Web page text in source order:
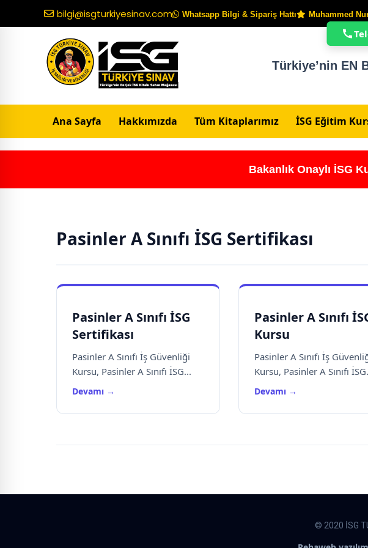
bilgi@isgturkiyesinav.com Whatsapp Bilgi & Sipariş Hattı Muhammed
Türkiye’nin EN
Ana Sayfa Hakkımızda Tüm Kitaplarımız İSG Eğitim
Bakanlık Onaylı İSG
Pasinler A Sınıfı İSG Sertifikası
Pasinler A Sınıfı İSG
Sertifikası
Pasinler A Sınıfı İş Güvenliği
Kursu, Pasinler A Sınıfı İSG...
Devamı →
Pasinler A Sınıfı
Kursu
Pasinler A Sınıfı İş
Kursu, Pasinler A Sınıfı
Devamı →
© 2020 İSG